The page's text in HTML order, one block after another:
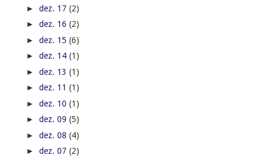
► dez. 17 (2)
► dez. 16 (2)
► dez. 15 (6)
► dez. 14 (1)
► dez. 13 (1)
► dez. 11 (1)
► dez. 10 (1)
► dez. 09 (5)
► dez. 08 (4)
► dez. 07 (2)